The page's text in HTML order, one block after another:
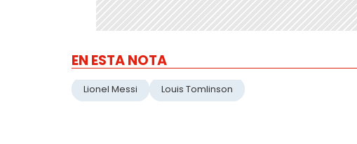
EN ESTA NOTA
Lionel Messi Louis Tomlinson